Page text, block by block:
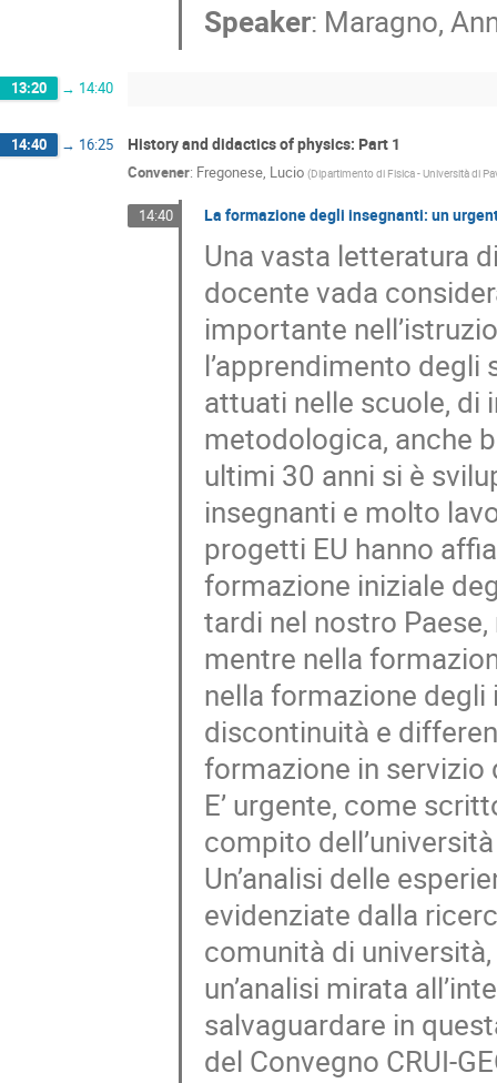
Speaker: Maragno,
13:20 → 14:40
14:40 → 16:25 History and didactics of physics: Part 1
Convener: Fregonese, Lucio (Dipartimento di Fisica - Università di
14:40 La formazione degli insegnanti: un
Una vasta letteratura
docente vada
importante
l’apprendimento
attuati nelle scuole, di
metodologica, anche
ultimi 30 anni si è
insegnanti e molto
progetti EU hanno
formazione iniziale
tardi nel nostro
mentre nella
nella formazione
discontinuità e
formazione in
E’ urgente, come
compito
Un’analisi delle
evidenziate dalla
comunità di
un’analisi mirata
salvaguardare in
del Convegno CRUI-